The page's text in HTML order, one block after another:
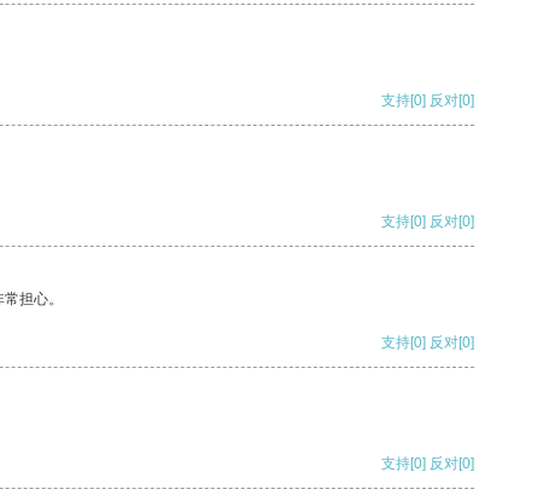
支持[0] 反对[0]
支持[0] 反对[0]
担心。
支持[0] 反对[0]
支持[0] 反对[0]